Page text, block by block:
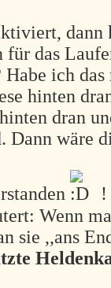
dann
für das
ich
hinten
dran
Dann wäre
!
Wenn
sie ,,ans